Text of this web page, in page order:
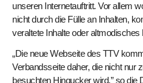
unseren Internetauftritt. Vor allem
nicht durch die Fülle an Inhalten,
veraltete Inhalte oder
„Die neue Webseite des TTV
Verbandsseite daher, die nicht nur
besuchten Hingucker wird,” so die